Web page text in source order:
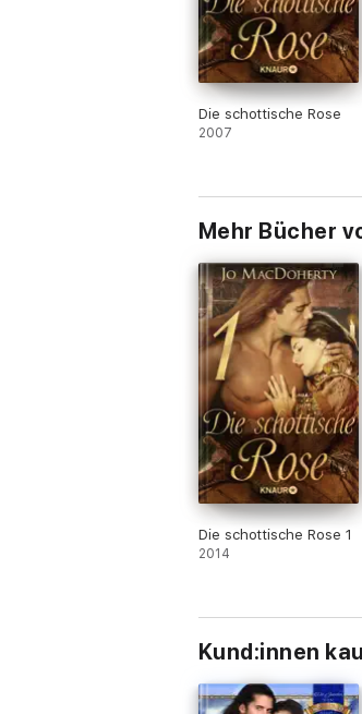
Die schottische Rose
2007
Mehr Bücher
Die schottische Rose 1
2014
Kund:innen